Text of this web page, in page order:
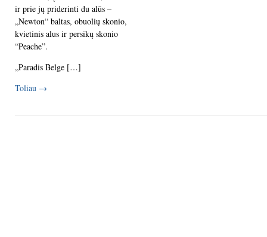
ir prie jų priderinti du alūs –
„Newton“ baltas, obuolių skonio,
kvietinis alus ir persikų skonio
“Peache”.
„Paradis Belge […]
Toliau →